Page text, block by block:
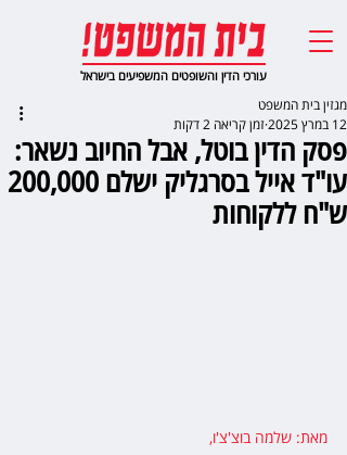
עורכי הדין והשופטים המשפיעים בישראל
פסק הדין בוטל, אבל החיוב נשאר:
עו"ד אייל בסרגליק ישלם 200,000
ש"ח ללקוחות
מגזין בית המשפט
12 במרץ 2025
זמן קריאה 2 דקות
מאת: שלמה בוצ'צ'ו,